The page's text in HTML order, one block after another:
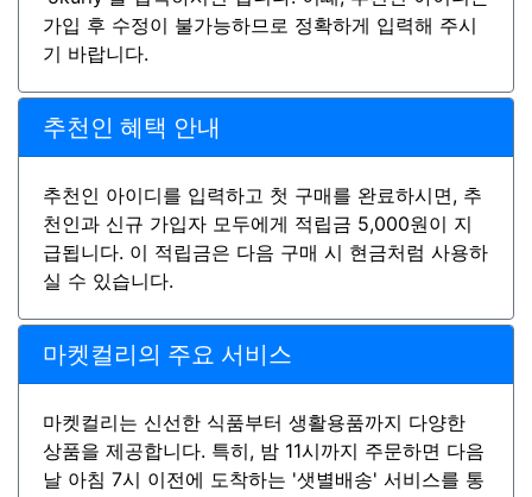
가입 후 수정이 불가능하므로 정확하게 입력해 주시
기 바랍니다.
추천인 혜택 안내
추천인 아이디를 입력하고 첫 구매를 완료하시면, 추
천인과 신규 가입자 모두에게 적립금 5,000원이 지
급됩니다. 이 적립금은 다음 구매 시 현금처럼 사용하
실 수 있습니다.
마켓컬리의 주요 서비스
마켓컬리는 신선한 식품부터 생활용품까지 다양한
상품을 제공합니다. 특히, 밤 11시까지 주문하면 다음
날 아침 7시 이전에 도착하는 '샛별배송' 서비스를 통